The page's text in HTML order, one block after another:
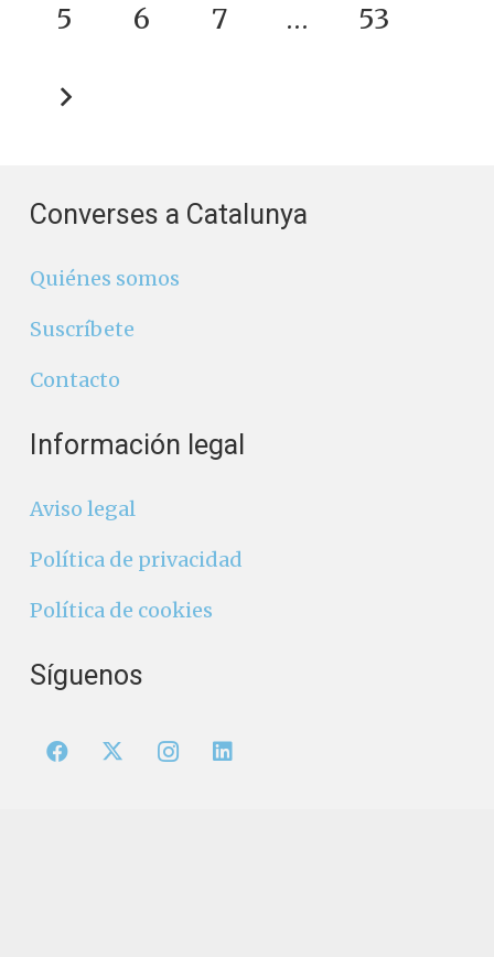
5 6 7 … 53
Converses a Catalunya
Quiénes somos
Suscríbete
Contacto
Información legal
Aviso legal
Política de privacidad
Política de cookies
Síguenos